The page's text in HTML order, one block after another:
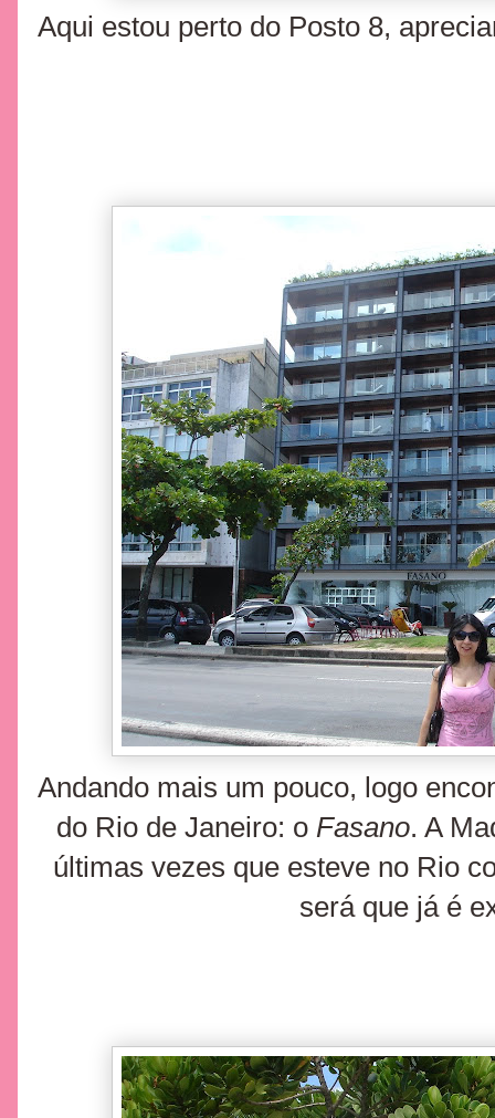
Aqui estou perto do Posto 8,
Andando mais um pouco, logo
do Rio de Janeiro: o Fasano. A
últimas vezes que esteve no Rio
será que já é